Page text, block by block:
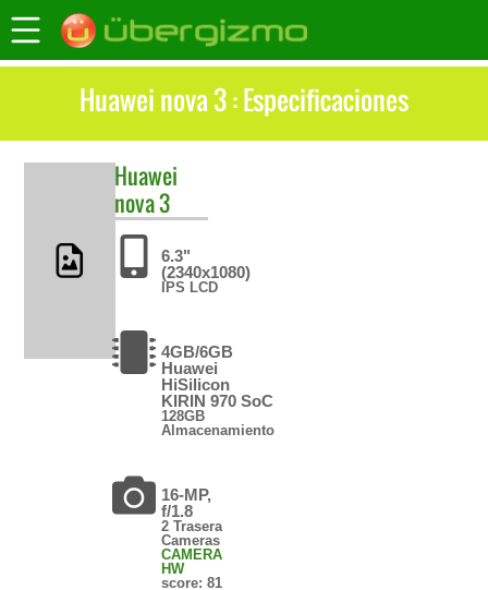
Huawei nova 3 : Especificaciones
Huawei
nova 3
6.3"
(2340x1080)
IPS LCD
4GB/6GB
Huawei
HiSilicon
KIRIN 970 SoC
128GB
Almacenamiento
16-MP,
f/1.8
2 Trasera
Cameras
CAMERA
HW
score: 81